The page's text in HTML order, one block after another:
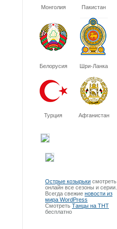
Монголия Пакистан
Белорусия Шри-Ланка
Турция Афганистан
Острые козырьки смотреть
онлайн все сезоны и серии.
Всегда свежие новости из
мира WordPress
Смотреть Танцы на ТНТ
бесплатно